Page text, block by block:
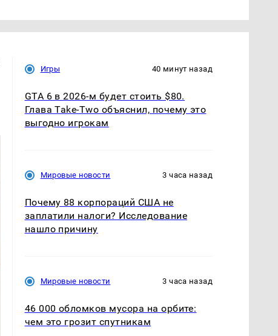
Игры 40 минут назад
GTA 6 в 2026-м будет стоить $80.
Глава Take-Two объяснил, почему это
выгодно игрокам
Мировые новости 3 часа назад
Почему 88 корпораций США не
заплатили налоги? Исследование
нашло причину
Мировые новости 3 часа назад
46 000 обломков мусора на орбите:
чем это грозит спутникам